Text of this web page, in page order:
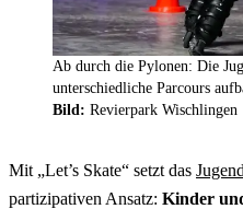
Ab durch die Pylonen: Die
unterschiedliche Parcours
Bild: Revierpark Wischlingen
Mit „Let’s Skate“ setzt das
partizipativen Ansatz: Kinder